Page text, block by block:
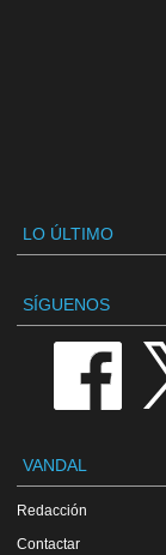
LO ÚLTIMO
SÍGUENOS
VANDAL
Redacción
Contactar